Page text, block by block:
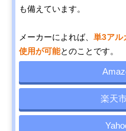
も備えています。
メーカーによれば、 単3アル
使用が可能とのことです。
楽天